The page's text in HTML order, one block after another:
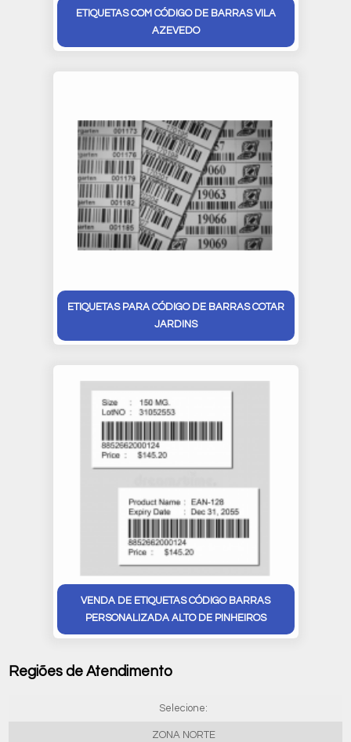
ETIQUETAS COM CÓDIGO DE BARRAS VILA
AZEVEDO
ETIQUETAS PARA CÓDIGO DE BARRAS COTAR
JARDINS
VENDA DE ETIQUETAS CÓDIGO BARRAS
PERSONALIZADA ALTO DE PINHEIROS
Regiões de Atendimento
Selecione:
ZONA NORTE